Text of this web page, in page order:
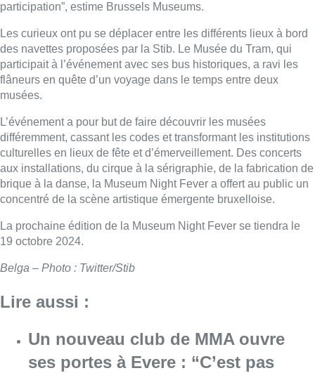
participation”, estime Brussels Museums.
Les curieux ont pu se déplacer entre les différents lieux à bord
des navettes proposées par la Stib. Le Musée du Tram, qui
participait à l’événement avec ses bus historiques, a ravi les
flâneurs en quête d’un voyage dans le temps entre deux
musées.
L’événement a pour but de faire découvrir les musées
différemment, cassant les codes et transformant les institutions
culturelles en lieux de fête et d’émerveillement. Des concerts
aux installations, du cirque à la sérigraphie, de la fabrication de
brique à la danse, la Museum Night Fever a offert au public un
concentré de la scène artistique émergente bruxelloise.
La prochaine édition de la Museum Night Fever se tiendra le
19 octobre 2024.
Belga – Photo : Twitter/Stib
Lire aussi :
Un nouveau club de MMA ouvre
ses portes à Evere : “C’est pas